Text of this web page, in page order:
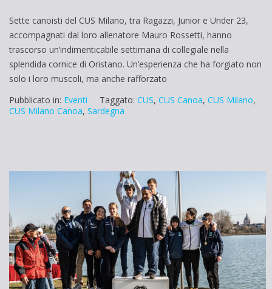
Sette canoisti del CUS Milano, tra Ragazzi, Junior e Under 23,
accompagnati dal loro allenatore Mauro Rossetti, hanno
trascorso un’indimenticabile settimana di collegiale nella
splendida cornice di Oristano. Un’esperienza che ha forgiato non
solo i loro muscoli, ma anche rafforzato
Pubblicato in: Eventi Taggato: CUS, CUS Canoa, CUS Milano,
CUS Milano Canoa, Sardegna